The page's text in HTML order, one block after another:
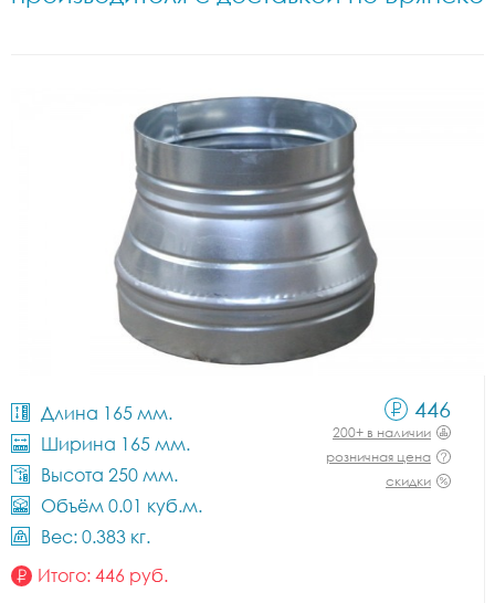
Длина 165 мм.
Ширина 165 мм.
Высота 250 мм.
Объём 0.01 куб.м.
Вес: 0.383 кг.
446
200+ в наличии
розничная цена
скидки
Итого: 446 руб.